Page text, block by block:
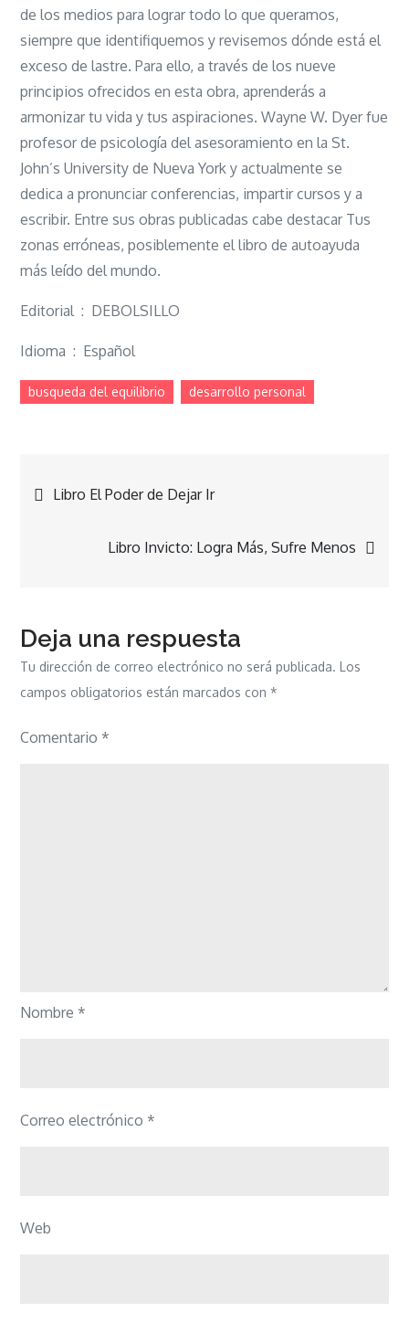
deseos
de los medios para lograr todo lo que queramos,
siempre que identifiquemos y revisemos dónde está el
exceso de lastre. Para ello, a través de los nueve
principios ofrecidos en esta obra, aprenderás a
armonizar tu vida y tus aspiraciones. Wayne W. Dyer fue
profesor de psicología del asesoramiento en la St.
John’s University de Nueva York y actualmente se
dedica a pronunciar conferencias, impartir cursos y a
escribir. Entre sus obras publicadas cabe destacar Tus
zonas erróneas, posiblemente el libro de autoayuda
más leído del mundo.
Editorial ‏ : ‎ DEBOLSILLO
Idioma ‏ : ‎ Español
busqueda del equilibrio desarrollo personal
Navegación
Libro El Poder de Dejar Ir
Libro Invicto: Logra Más, Sufre Menos
Deja una respuesta
Tu dirección de correo electrónico no será publicada. Los
campos obligatorios están marcados con*
Comentario *
Nombre *
Correo electrónico *
Web